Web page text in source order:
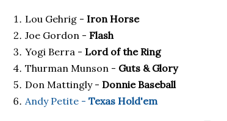
Lou Gehrig - Iron Horse
Joe Gordon - Flash
Yogi Berra - Lord of the Ring
Thurman Munson - Guts & Glory
Don Mattingly - Donnie Baseball
Andy Petite - Texas Hold'em